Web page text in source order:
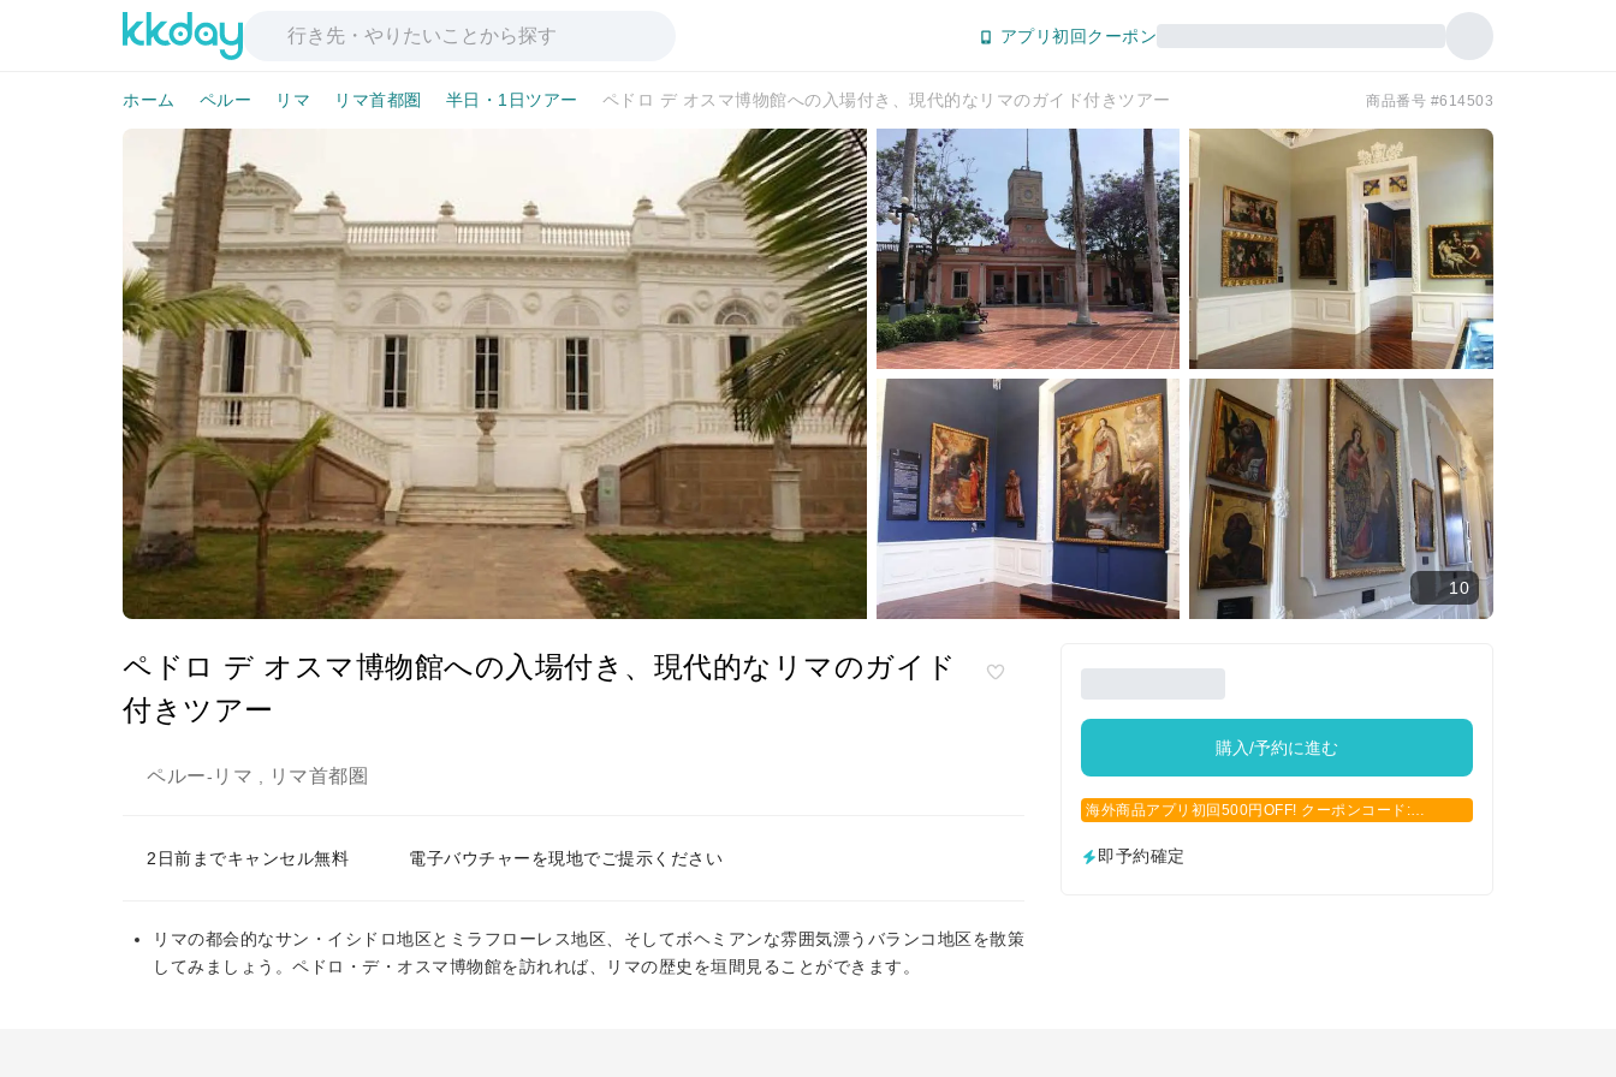
アプリ初回クーポン
ホーム ペルー リマ リマ首都圏 半日・1日ツアー ペドロ デ オスマ博物館への入場付き、現代的なリマのガイド付きツアー 商品番号 #614503
10
ペドロ デ オスマ博物館への入場付き、現代的なリマのガイド
付きツアー
ペルー- リマ リマ首都圏
2日前までキャンセル無料 電子バウチャーを現地でご提示ください
リマの都会的なサン・イシドロ地区とミラフローレス地区、そしてボヘミアンな雰囲気漂うバランコ地区を散策
してみましょう。ペドロ・デ・オスマ博物館を訪れれば、リマの歴史を垣間見ることができます。
購入/予約に進む
海外商品アプリ初回500円OFF! クーポンコード:
即予約確定